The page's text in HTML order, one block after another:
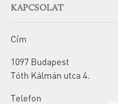
KAPCSOLAT
Cím
1097 Budapest
Tóth Kálmán utca 4.
Telefon